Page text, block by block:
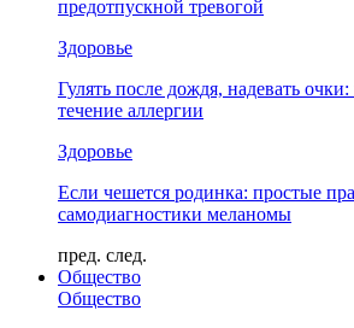
предотпускной тревогой
Здоровье
Гулять после дождя, надевать очки:
течение аллергии
Здоровье
Если чешется родинка: простые
самодиагностики меланомы
пред. след.
Общество
Общество